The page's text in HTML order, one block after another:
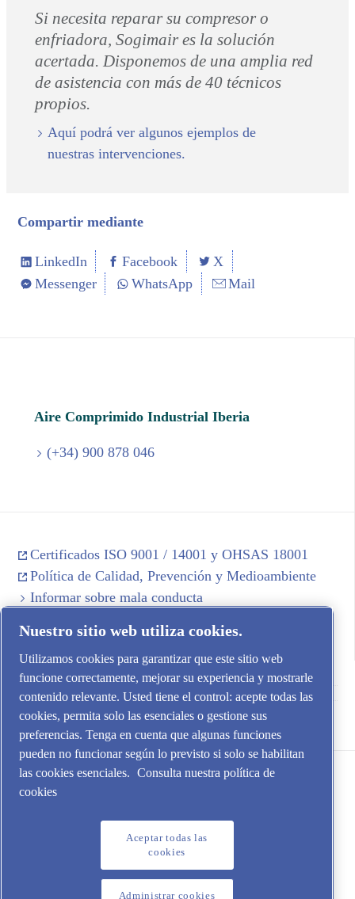
Si necesita reparar su compresor o
enfriadora, Sogimair es la solución
acertada. Disponemos de una amplia red
de asistencia con más de 40 técnicos
propios.
Aquí podrá ver algunos ejemplos de
nuestras intervenciones.
Compartir mediante
LinkedIn Facebook
X
Messenger
WhatsApp Mail
Aire Comprimido Industrial Iberia
(+34) 900 878 046
Certificados ISO 9001 / 14001 y OHSAS 18001
Política de Calidad, Prevención y Medioambiente
Informar sobre mala conducta
Aire Comprimido Industrial Iberia SL
Nuestro sitio web utiliza cookies.
Utilizamos cookies para garantizar que este sitio web
funcione correctamente, mejorar su experiencia y mostrarle
contenido relevante. Usted tiene el control: acepte todas las
cookies, permita solo las esenciales o gestione sus
preferencias. Tenga en cuenta que algunas funciones
pueden no funcionar según lo previsto si solo se habilitan
las cookies esenciales. Consulta nuestra política de
cookies
Aceptar todas las
cookies
Administrar cookies